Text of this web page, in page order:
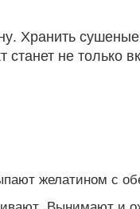
Хранить
станет не только
желатином с